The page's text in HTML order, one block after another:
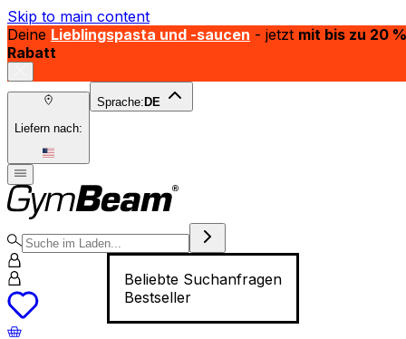
Skip to main content
Deine Lieblingspasta und -saucen - jetzt mit bis zu 20 %
Rabatt
Liefern nach:
Sprache: DE
Beliebte Suchanfragen
Bestseller